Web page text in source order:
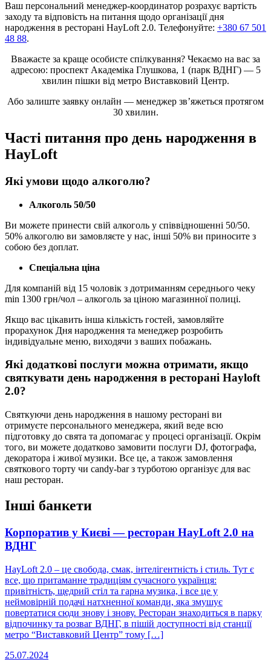
Ваш персональний менеджер-координатор розрахує вартість
заходу та відповість на питання щодо організації дня
народження в ресторані HayLoft 2.0. Телефонуйте: +380 67 501
48 88.
Вважаєте за краще особисте спілкування? Чекаємо на вас за
адресою: проспект Академіка Глушкова, 1 (парк ВДНГ) — 5
хвилин пішки від метро Виставковий Центр.
Або залиште заявку онлайн — менеджер зв’яжеться протягом
30 хвилин.
Часті питання про день народження в
HayLoft
Які умови щодо алкоголю?
Алкоголь 50/50
Ви можете принести свій алкоголь у співвідношенні 50/50.
50% алкоголю ви замовляєте у нас, інші 50% ви приносите з
собою без доплат.
Спеціальна ціна
Для компаній від 15 чоловік з дотриманням середнього чеку
min 1300 грн/чол – алкоголь за ціною магазинної полиці.
Якщо вас цікавить інша кількість гостей, замовляйте
прорахунок Дня народження та менеджер розробить
індивідуальне меню, виходячи з ваших побажань.
Які додаткові послуги можна отримати, якщо
святкувати день народження в ресторані Hayloft
2.0?
Святкуючи день народження в нашому ресторані ви
отримуєте персонального менеджера, який веде всю
підготовку до свята та допомагає у процесі організації. Окрім
того, ви можете додатково замовити послуги DJ, фотографа,
декоратора і живої музики. Все це, а також замовлення
святкового торту чи candy-bar з турботою організує для вас
наш ресторан.
Інші банкети
Корпоратив у Києві — ресторан HayLoft 2.0 на
ВДНГ
HayLoft 2.0 – це свобода, смак, інтелігентність і стиль. Тут є
все, що притаманне традиціям сучасного українця:
привітність, щедрий стіл та гарна музика, і все це у
неймовірній подачі натхненної команди, яка змушує
повертатися сюди знову і знову. Ресторан знаходиться в парку
відпочинку та розваг ВДНГ, в пішій доступності від станції
метро “Виставковий Центр” тому […]
25.07.2024